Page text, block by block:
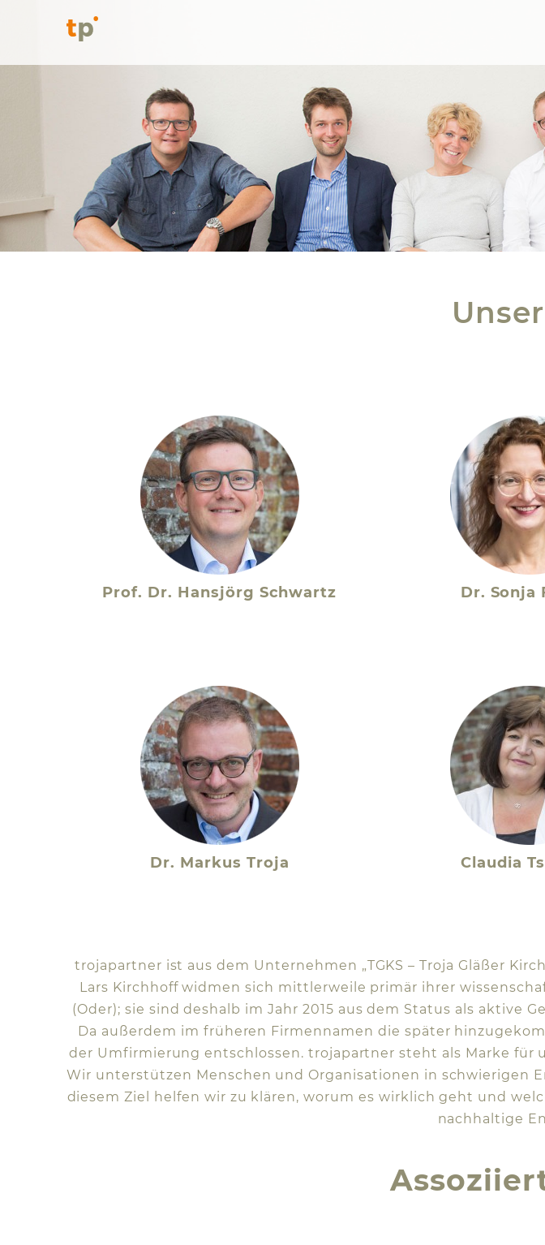
Prof. Dr. Hansjörg Schwartz Dr. Sonja
Dr. Markus Troja Claudia
trojapartner ist aus dem Unternehmen „TGKS – Troja Gläßer
Lars Kirchhoff widmen sich mittlerweile primär ihrer
(Oder); sie sind deshalb im Jahr 2015 aus dem Status als aktive
Da außerdem im früheren Firmennamen die später
der Umfirmierung entschlossen. trojapartner steht als Marke
Wir unterstützen Menschen und Organisationen in schwierigen
diesem Ziel helfen wir zu klären, worum es wirklich geht und
nachhaltige